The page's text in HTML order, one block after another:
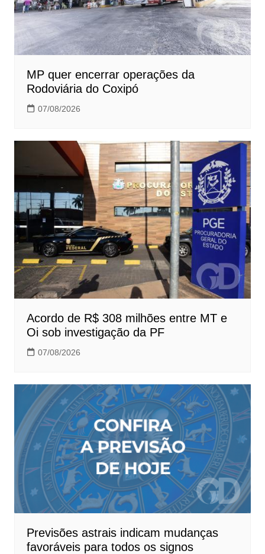
MP quer encerrar operações da
Rodoviária do Coxipó
07/08/2026
Acordo de R$ 308 milhões entre MT e
Oi sob investigação da PF
07/08/2026
Previsões astrais indicam mudanças
favoráveis para todos os signos